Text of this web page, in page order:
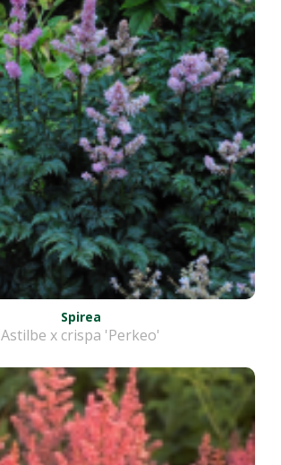
Spirea
Astilbe x crispa 'Perkeo'